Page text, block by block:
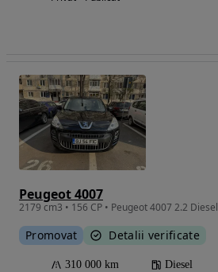
Peugeot 4007
Promovat Detalii verificate
310 000 km Diesel